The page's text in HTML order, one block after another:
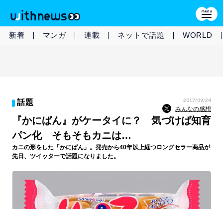
新着 マンガ 連載 ネットで話題 WORLD
話題 2017/09/24
みんなの感想
『かにぱん』がケータイに？ 気づけば知育
パン化 そもそもカニは…
カニの形をした「かにぱん」。発売から40年以上経つロングセラー商品が
先日、ツイッターで話題になりました。